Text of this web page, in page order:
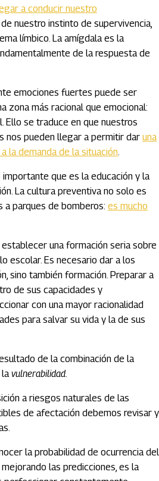
a conducir nuestro
nuestro instinto de supervivencia,
límbico. La amígdala es la
de la respuesta de
emociones fuertes puede ser
zona más racional que emocional:
Ello se traduce en que nuestros
nos pueden llegar a permitir dar una
la demanda de la situación.
que es la educación y la
La cultura preventiva no solo es
parques de bomberos: es mucho
una formación seria sobre
escolar. Es necesario dar a los
sino también formación. Preparar a
de sus capacidades y
con una mayor racionalidad
para salvar su vida y la de sus
de la combinación de la
vulnerabilidad.
a riesgos naturales de las
de afectación debemos revisar y
la probabilidad de ocurrencia del
las predicciones, es la